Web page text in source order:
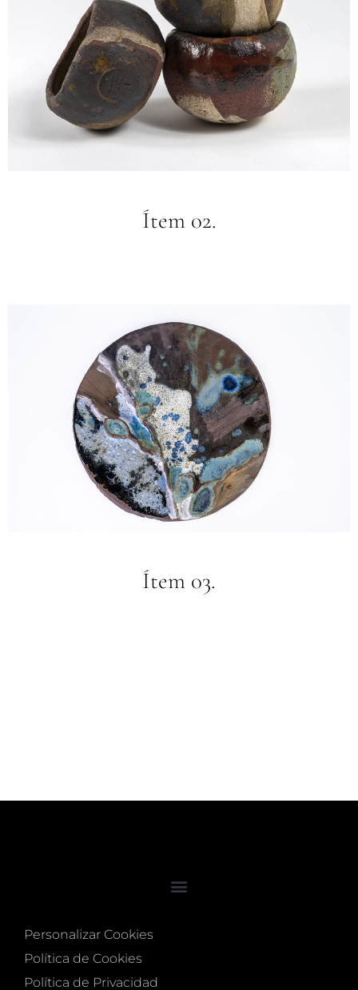
Ítem 02.
Ítem 03.
Personalizar Cookies
Política de Cookies
Política de Privacidad